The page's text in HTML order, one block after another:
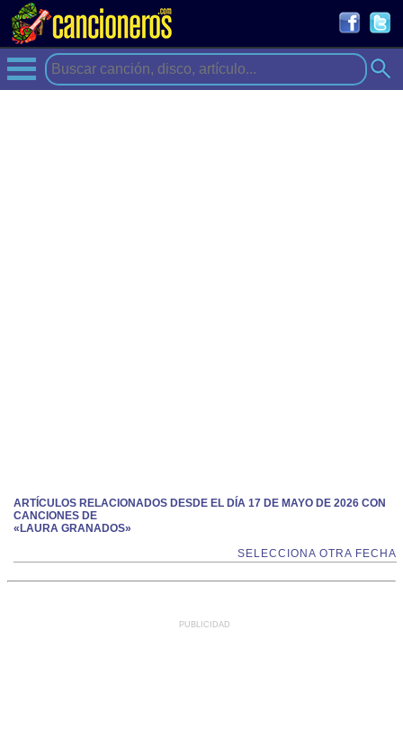
ARTÍCULOS RELACIONADOS DESDE EL DÍA 17 DE MAYO DE 2026 CON
CANCIONES DE
«LAURA GRANADOS»
SELECCIONA OTRA FECHA
PUBLICIDAD